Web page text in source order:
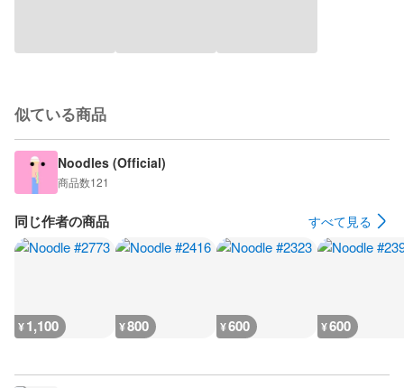
似ている商品
Noodles (Official)
商品数121
同じ作者の商品 すべて見る
¥1,100 ¥800 ¥600 ¥600